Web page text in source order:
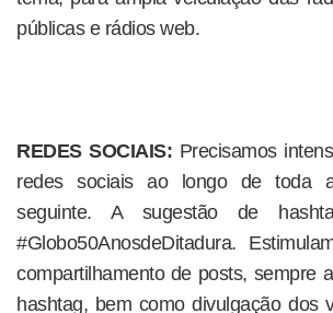
públicas e rádios web.
REDES SOCIAIS: Precisamos
redes sociais ao longo de toda
seguinte. A sugestão de
#Globo50AnosdeDitadura.
compartilhamento de posts, sempre
hashtag, bem como divulgação dos